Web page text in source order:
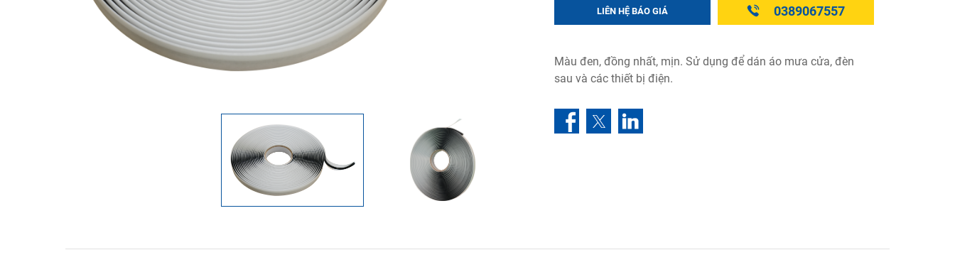
LIÊN HỆ BÁO GIÁ 0389067557
Màu đen, đồng nhất, mịn. Sử dụng để dán áo mưa cửa, đèn
sau và các thiết bị điện.